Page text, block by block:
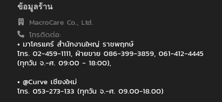
Amari Watergate Bangkok
Amora Beach Resort Phuket | Thalang
ARUNA HOTEL เชียงราย
Asia Hotel Bangkok
Asia Pacific Peteochemiecal Co.,Ltd.
Asian Institute of Technology (AIT)
AstraZeneca
Avani Hotels Resorts
ข้อมูลร้าน
MacroCare Co., Ltd.
โทรติดต่อ:
• มาโครแคร์ สำนักงานใหญ่ ราชพฤกษ์
โทร. 02-459-1111, ฝ่ายขาย 086-399-3859, 061-412-4445
(ทุกวัน จ.-ศ. 09:00 - 18:00),
• @Curve เชียงใหม่
โทร. 053-273-133 (ทุกวัน จ.-ศ. 09.00-18.00)